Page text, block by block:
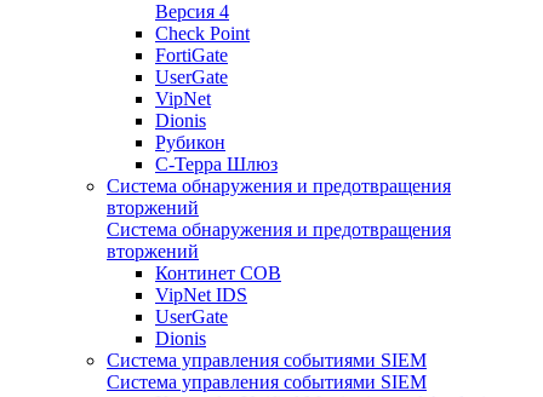
Версия 4
Check Point
FortiGate
UserGate
VipNet
Dionis
Рубикон
С-Терра Шлюз
Система обнаружения и предотвращения
вторжений
Система обнаружения и предотвращения
вторжений
Континет СОВ
VipNet IDS
UserGate
Dionis
Система управления событиями SIEM
Система управления событиями SIEM